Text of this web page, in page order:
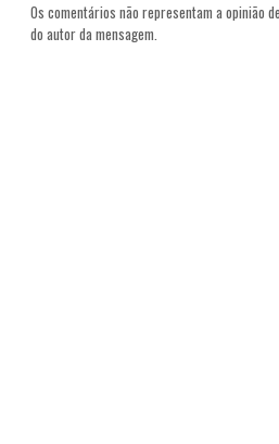
Os comentários não representam a opinião
do autor da mensagem.